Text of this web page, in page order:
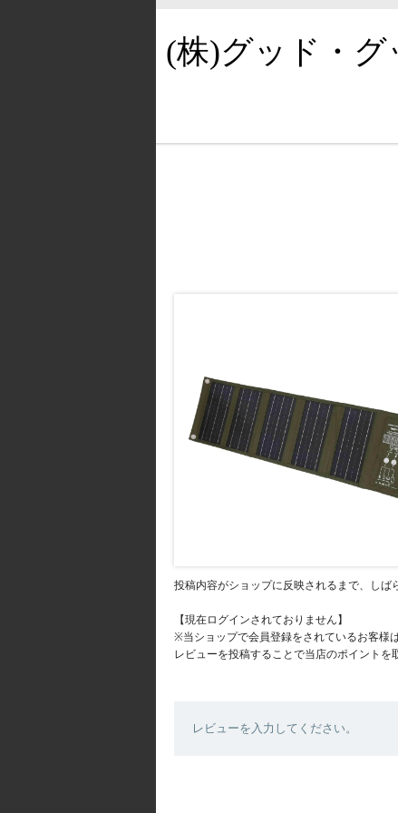
(株)グッド・グ
投稿内容がショップに反映されるまで、しば
【現在ログインされておりません】
※当ショップで会員登録をされているお客様
レビューを投稿することで当店のポイントを
レビューを入力してください。